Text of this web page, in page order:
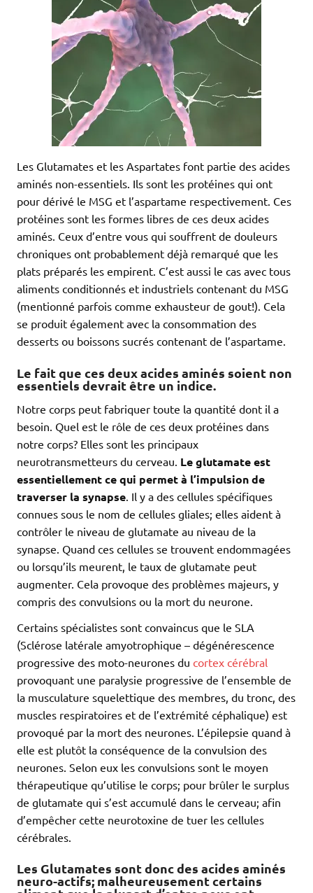
Les Glutamates et les Aspartates font partie des acides
aminés non-essentiels. Ils sont les protéines qui ont
pour dérivé le MSG et l’aspartame respectivement. Ces
protéines sont les formes libres de ces deux acides
aminés. Ceux d’entre vous qui souffrent de douleurs
chroniques ont probablement déjà remarqué que les
plats préparés les empirent. C’est aussi le cas avec tous
aliments conditionnés et industriels contenant du MSG
(mentionné parfois comme exhausteur de gout!). Cela
se produit également avec la consommation des
desserts ou boissons sucrés contenant de l’aspartame.
Le fait que ces deux acides aminés soient non
essentiels devrait être un indice.
Notre corps peut fabriquer toute la quantité dont il a
besoin. Quel est le rôle de ces deux protéines dans
notre corps? Elles sont les principaux
neurotransmetteurs du cerveau. Le glutamate est
essentiellement ce qui permet à l’impulsion de
traverser la synapse . Il y a des cellules spécifiques
connues sous le nom de cellules gliales; elles aident à
contrôler le niveau de glutamate au niveau de la
synapse. Quand ces cellules se trouvent endommagées
ou lorsqu’ils meurent, le taux de glutamate peut
augmenter. Cela provoque des problèmes majeurs, y
compris des convulsions ou la mort du neurone.
Certains spécialistes sont convaincus que le SLA
(Sclérose latérale amyotrophique – dégénérescence
progressive des moto-neurones du cortex cérébral
provoquant une paralysie progressive de l’ensemble de
la musculature squelettique des membres, du tronc, des
muscles respiratoires et de l’extrémité céphalique) est
provoqué par la mort des neurones. L’épilepsie quand à
elle est plutôt la conséquence de la convulsion des
neurones. Selon eux les convulsions sont le moyen
thérapeutique qu’utilise le corps; pour brûler le surplus
de glutamate qui s’est accumulé dans le cerveau; afin
d’empêcher cette neurotoxine de tuer les cellules
cérébrales.
Les Glutamates sont donc des acides aminés
neuro-actifs; malheureusementcertains